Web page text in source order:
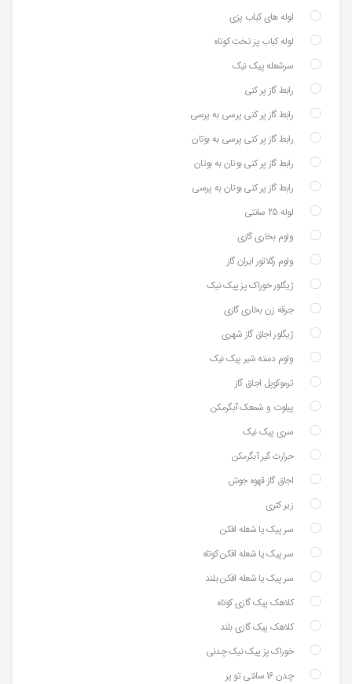
لوله های کباب پزی
لوله کباب پز تخت کوتاه
سرشعله پیک نیک
رابط گاز پر کنی
رابط گاز پر کنی پرسی به پرسی
رابط گاز پر کنی پرسی به بوتان
رابط گاز پر کنی بوتان به بوتان
رابط گاز پر کنی بوتان به پرسی
لوله 25 سانتی
ولوم بخاری گازی
ولوم رگلاتور ایران گاز
ژیگلور خوراک پز پیک نیک
جرقه زن بخاری گازی
ژیگلور اجاق گاز شهری
ولوم دسته شیر پیک نیک
ترموکوپل اجاق گاز
پیلوت و شمعک آبگرمکن
سری پیک نیک
حرارت گیر آبگرمکن
اجاق گاز قهوه جوش
زیر کتری
سر پیک یا شعله افکن
سر پیک یا شعله افکن کوتاه
سر پیک یا شعله افکن بلند
کلاهک پیک گازی کوتاه
کلاهک پیک گازی بلند
خوراک پز پیک نیک چدنی
چدن 16 سانتی تو پر